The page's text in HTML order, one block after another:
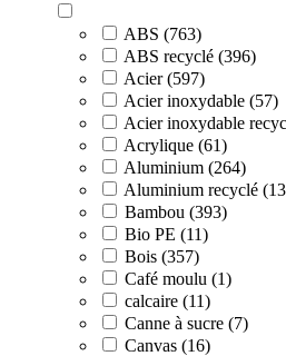
ABS (763)
ABS recyclé (396)
Acier (597)
Acier inoxydable (57)
Acier inoxydable
Acrylique (61)
Aluminium (264)
Aluminium recyclé
Bambou (393)
Bio PE (11)
Bois (357)
Café moulu (1)
calcaire (11)
Canne à sucre (7)
Canvas (16)